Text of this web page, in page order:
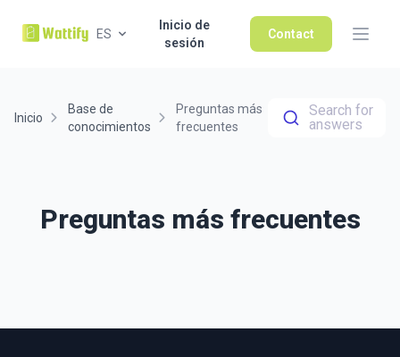
ES
Inicio de
sesión
Contact
Inicio
Base de
conocimientos
Preguntas más
frecuentes
Search for
answers
Preguntas más frecuentes